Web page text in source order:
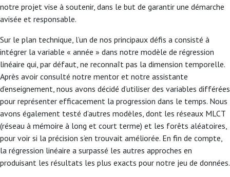
notre projet vise à soutenir, dans le but de garantir une démarche
avisée et responsable.
Sur le plan technique, l’un de nos principaux défis a consisté à
intégrer la variable « année » dans notre modèle de régression
linéaire qui, par défaut, ne reconnaît pas la dimension temporelle.
Après avoir consulté notre mentor et notre assistante
d’enseignement, nous avons décidé d’utiliser des variables différées
pour représenter efficacement la progression dans le temps. Nous
avons également testé d’autres modèles, dont les réseaux MLCT
(réseau à mémoire à long et court terme) et les forêts aléatoires,
pour voir si la précision s’en trouvait améliorée. En fin de compte,
la régression linéaire a surpassé les autres approches en
produisant les résultats les plus exacts pour notre jeu de données.